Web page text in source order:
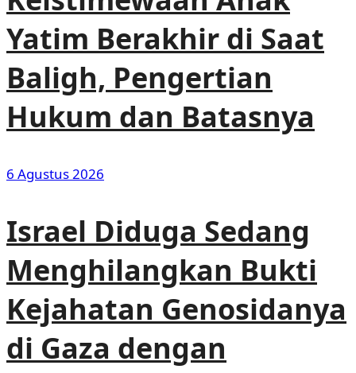
Yatim Berakhir di Saat
Baligh, Pengertian
Hukum dan Batasnya
6 Agustus 2026
Israel Diduga Sedang
Menghilangkan Bukti
Kejahatan Genosidanya
di Gaza dengan